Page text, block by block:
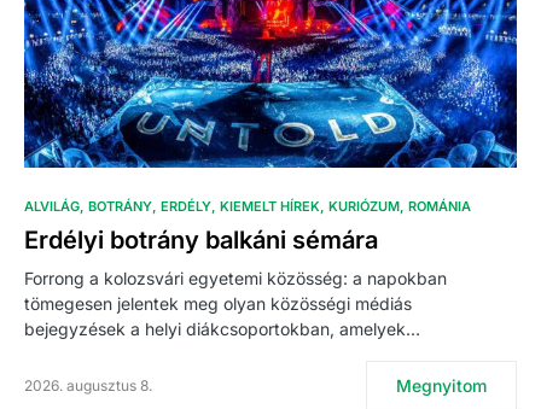
ALVILÁG BOTRÁNY ERDÉLY KIEMELT HÍREK KURIÓZUM ROMÁNIA
Erdélyi botrány balkáni sémára
Forrong a kolozsvári egyetemi közösség: a napokban
tömegesen jelentek meg olyan közösségi médiás
bejegyzések a helyi diákcsoportokban, amelyek…
2026. augusztus 8. Megnyitom